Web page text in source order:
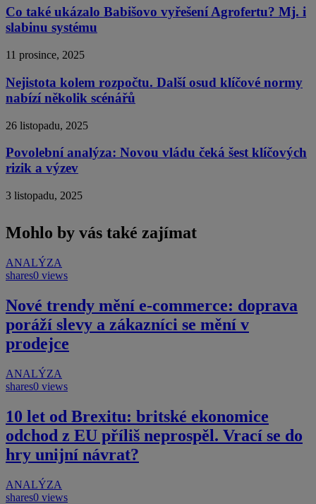
Co také ukázalo Babišovo vyřešení Agrofertu? Mj. i
slabinu systému
11 prosince, 2025
Nejistota kolem rozpočtu. Další osud klíčové normy
nabízí několik scénářů
26 listopadu, 2025
Povolební analýza: Novou vládu čeká šest klíčových
rizik a výzev
3 listopadu, 2025
Mohlo by vás také zajímat
ANALÝZA
shares0 views
Nové trendy mění e-commerce: doprava
poráží slevy a zákazníci se mění v
prodejce
ANALÝZA
shares0 views
10 let od Brexitu: britské ekonomice
odchod z EU příliš neprospěl. Vrací se do
hry unijní návrat?
ANALÝZA
shares0 views